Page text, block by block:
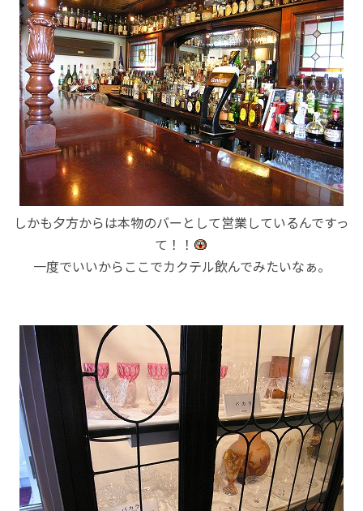
しかも夕方からは本物のバーとして営業しているんですっ
て！！
一度でいいからここでカクテル飲んでみたいなぁ。